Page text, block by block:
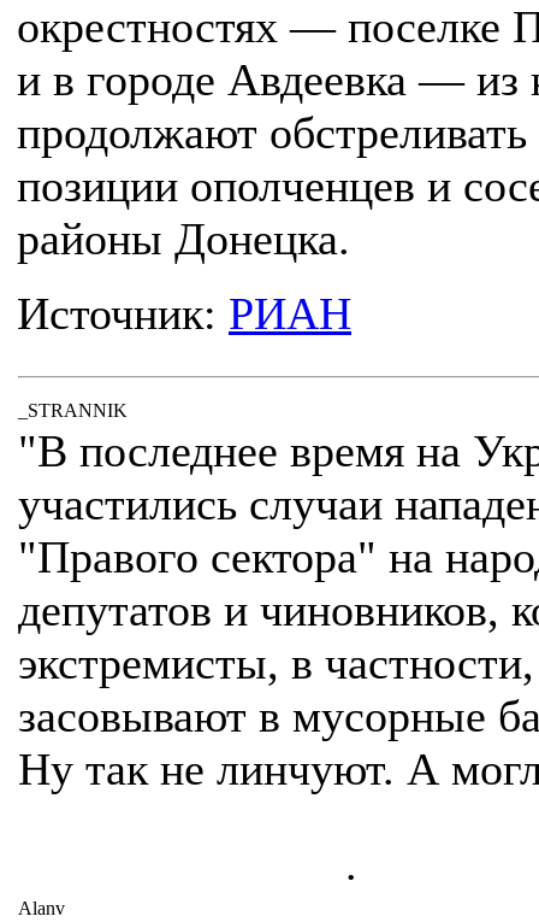
окрестностях — поселке
и в городе Авдеевка — из
продолжают обстреливать
позиции ополченцев и
районы Донецка.
Источник: РИАН
_STRANNIK
"В последнее время на
участились случаи
"Правого сектора" на
депутатов и чиновников,
экстремисты, в частности,
засовывают в мусорные
Ну так не линчуют. А
.
Alanv